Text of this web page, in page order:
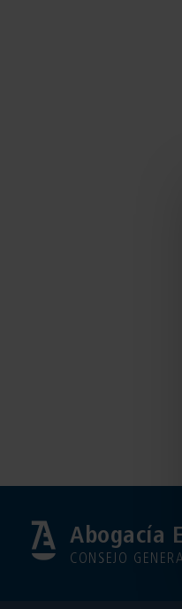
Abogacía
CONSEJO